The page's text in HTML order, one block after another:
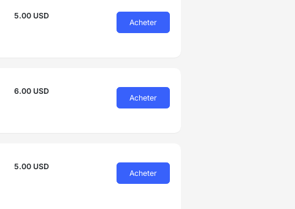
5.00 USD
Acheter
6.00 USD
Acheter
5.00 USD
Acheter